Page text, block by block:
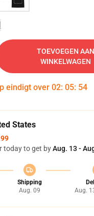
TOEVOEGEN AAN
WINKELWAGEN
eindigt over 02: 05: 53
States
today to get byAug. 13 -
Shipping
Aug. 09
Aug.